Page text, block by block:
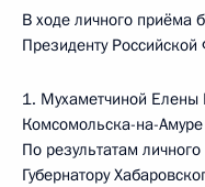
В ходе личного приёма
Президенту
1. Мухаметчиной Елены
Комсомольска-на-
По результатам
Губернатору